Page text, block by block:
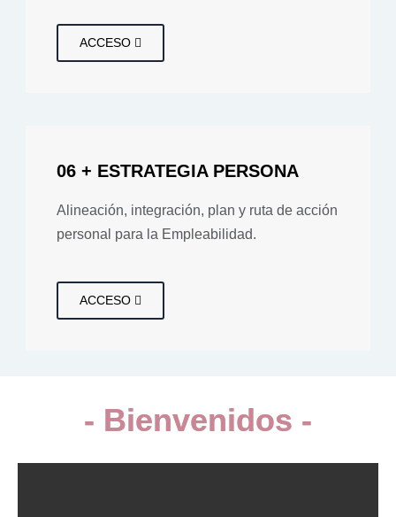
ACCESO
06 + ESTRATEGIA PERSONA
Alineación, integración, plan y ruta de acción
personal para la Empleabilidad.
ACCESO
- Bienvenidos -